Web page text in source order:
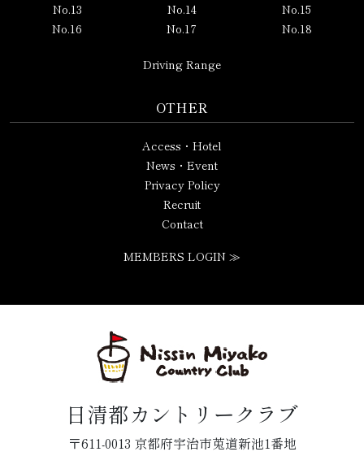
No.13
No.14
No.15
No.16
No.17 No.18
Driving Range
OTHER
Access・Hotel
News・Event
Privacy Policy
Recruit
Contact
MEMBERS LOGIN ≫
日清都カントリークラブ
〒611-0013 京都府宇治市莵道新池1番地